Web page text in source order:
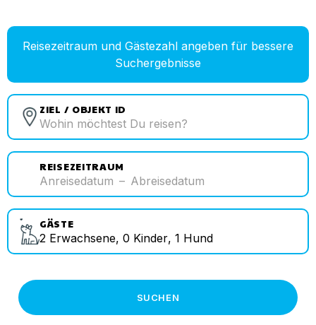
Reisezeitraum und Gästezahl angeben für bessere
Suchergebnisse
ZIEL / OBJEKT ID
REISEZEITRAUM
Anreisedatum – Abreisedatum
GÄSTE
2 Erwachsene, 0 Kinder, 1 Hund
SUCHEN